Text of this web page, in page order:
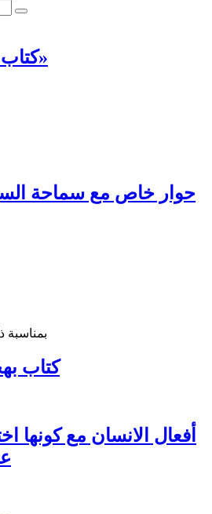
كتاب «الرحمة الواسعة»
حوار خاص مع سماحة
كتاب
أفعال الانسان مع كونها